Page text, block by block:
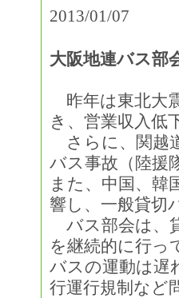
2013/01/07
大阪地連バス
昨年は東北大
き、営業収入低
さらに、関越
バス事故（陸援
また、中国、韓
響し、一般貸切
バス部会は、
を継続的に行っ
バスの運動は遅
行運行規制など